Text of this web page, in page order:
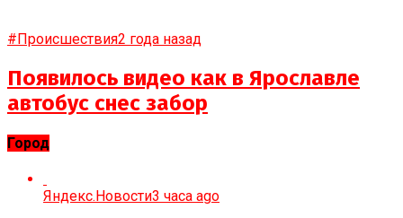
#Происшествия2 года назад
Появилось видео как в Ярославле
автобус снес забор
Город
Яндекс.Новости3 часа ago